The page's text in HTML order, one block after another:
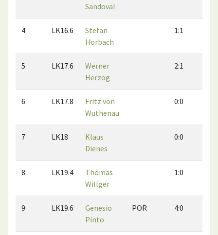
Sandoval
4 LK16.6
Stefan
Horbach
1:1
5 LK17.6
Werner
Herzog
2:1
6 LK17.8
Fritz von
Wuthenau
0:0
7 LK18
Klaus
Dienes
0:0
8 LK19.4
Thomas
Willger
1:0
9 LK19.6
Genesio
Pinto
POR 4:0